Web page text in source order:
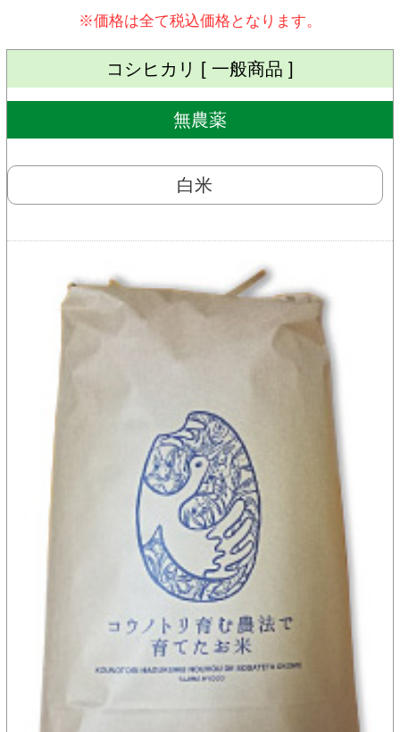
※価格は全て税込価格となります。
コシヒカリ [ 一般商品 ]
無農薬
白米